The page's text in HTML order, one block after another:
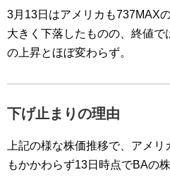
3月13日はアメリカも737MAX
大きく下落したものの、終値
の上昇とほぼ変わらず。
下げ止まりの理由
上記の様な株価推移で、アメ
もかかわらず13日時点でBAの